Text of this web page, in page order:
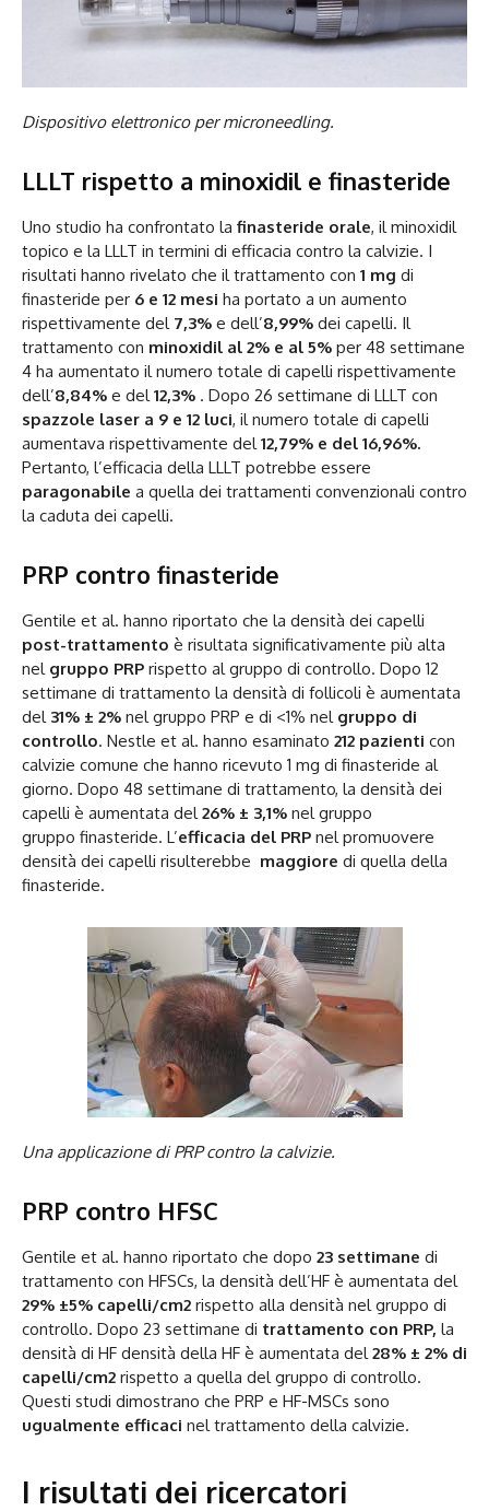
Dispositivo elettronico per microneedling.
LLLT rispetto a minoxidil e finasteride
Uno studio ha confrontato la finasteride orale, il minoxidil
topico e la LLLT in termini di efficacia contro la calvizie. I
risultati hanno rivelato che il trattamento con 1 mg di
finasteride per 6 e 12 mesi ha portato a un aumento
rispettivamente del 7,3% e dell’8,99% dei capelli. Il
trattamento con minoxidil al 2% e al 5% per 48 settimane
4 ha aumentato il numero totale di capelli rispettivamente
dell’8,84% e del12,3% . Dopo 26 settimane di LLLT con
spazzole laser a 9 e 12 luci, il numero totale di capelli
aumentava rispettivamente del12,79% e del 16,96%.
Pertanto, l’efficacia della LLLT potrebbe essere
paragonabile a quella dei trattamenti convenzionali contro
la caduta dei capelli.
PRP contro finasteride
Gentile et al. hanno riportato che la densità dei capelli
post-trattamento è risultata significativamente più alta
nel gruppo PRP rispetto al gruppo di controllo. Dopo 12
settimane di trattamento la densità di follicoli è aumentata
del 31% ± 2% nel gruppo PRP e di <1% nel gruppo di
controllo. Nestle et al. hanno esaminato 212 pazienti con
calvizie comune che hanno ricevuto 1 mg di finasteride al
giorno. Dopo 48 settimane di trattamento, la densità dei
capelli è aumentata del26% ± 3,1% nel gruppo
gruppo finasteride. L’efficacia del PRP nel promuovere
densità dei capelli risulterebbe maggiore di quella della
finasteride.
Una applicazione di PRP contro la calvizie.
PRP contro HFSC
Gentile et al. hanno riportato che dopo 23 settimane di
trattamento con HFSCs, la densità dell’HF è aumentata del
29% ±5% capelli/cm2 rispetto alla densità nel gruppo di
controllo. Dopo 23 settimane di trattamento con PRP, la
densità di HF densità della HF è aumentata del28% ± 2% di
capelli/cm2 rispetto a quella del gruppo di controllo.
Questi studi dimostrano che PRP e HF-MSCs sono
ugualmente efficaci nel trattamento della calvizie.
I risultati dei ricercatori